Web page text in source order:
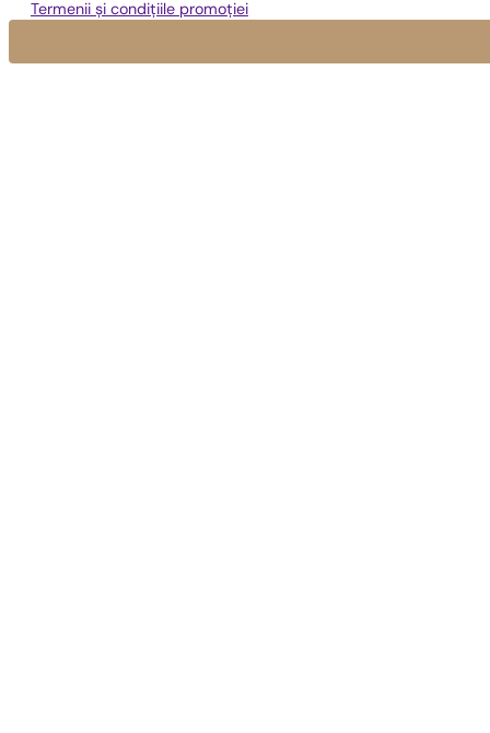
Termenii și condițiile promoției